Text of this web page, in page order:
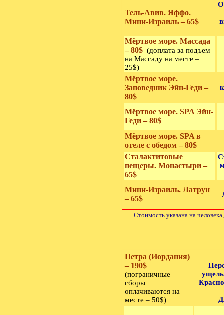
Тель-Авив. Яффо.
Мини-Израиль – 65$
Мёртвое море. Массада
– 80$ (доплата за подъем
на Массаду на месте –
25$)
Мёртвое море.
Заповедник Эйн-Геди –
80$
Мёртвое море. SPA Эйн-
Геди – 80$
Мёртвое море. SPA в
отеле с обедом – 80$
Сталактитовые
пещеры. Монастыри –
65$
Мини-Израиль. Латрун
– 65$
Стоимость указана на
Петра (Иордания)
– 190$
(пограничные
сборы
оплачиваются на
месте – 50$)